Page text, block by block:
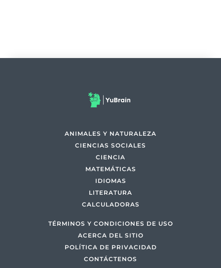
ANIMALES Y NATURALEZA
CIENCIAS SOCIALES
CIENCIA
MATEMÁTICAS
IDIOMAS
LITERATURA
CALCULADORAS
TÉRMINOS Y CONDICIONES DE USO
ACERCA DEL SITIO
POLÍTICA DE PRIVACIDAD
CONTÁCTENOS